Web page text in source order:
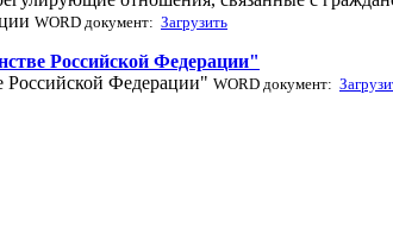
WORD документ: Загрузить
Российской Федерации"
Российской Федерации" WORD документ: